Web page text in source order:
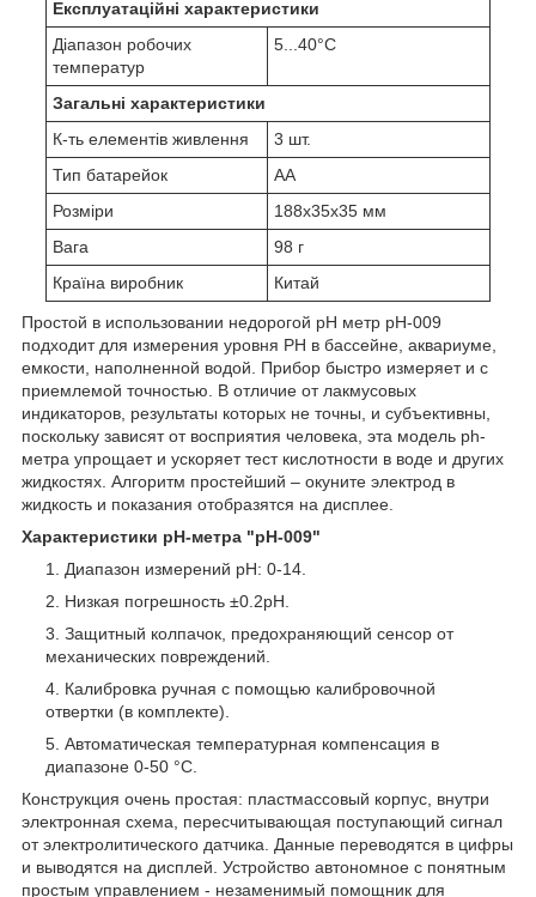
Експлуатаційні характеристики
Діапазон робочих
температур
5...40°С
Загальні характеристики
К-ть елементів живлення
3 шт.
Тип батарейок
AA
Розміри
188x35x35 мм
Вага
98 г
Країна виробник
Китай
Простой в использовании недорогой pH метр pH-009
подходит для измерения уровня PH в бассейне, аквариуме,
емкости, наполненной водой. Прибор быстро измеряет и с
приемлемой точностью. В отличие от лакмусовых
индикаторов, результаты которых не точны, и субъективны,
поскольку зависят от восприятия человека, эта модель ph-
метра упрощает и ускоряет тест кислотности в воде и других
жидкостях. Алгоритм простейший – окуните электрод в
жидкость и показания отобразятся на дисплее.
Характеристики pH-метра "pH-009"
Диапазон измерений pH: 0-14.
Низкая погрешность ±0.2pH.
Защитный колпачок, предохраняющий сенсор от
механических повреждений.
Калибровка ручная с помощью калибровочной
отвертки (в комплекте).
Автоматическая температурная компенсация в
диапазоне 0-50 °C.
Конструкция очень простая: пластмассовый корпус, внутри
электронная схема, пересчитывающая поступающий сигнал
от электролитического датчика. Данные переводятся в цифры
и выводятся на дисплей. Устройство автономное с понятным
простым управлением - незаменимый помощник для